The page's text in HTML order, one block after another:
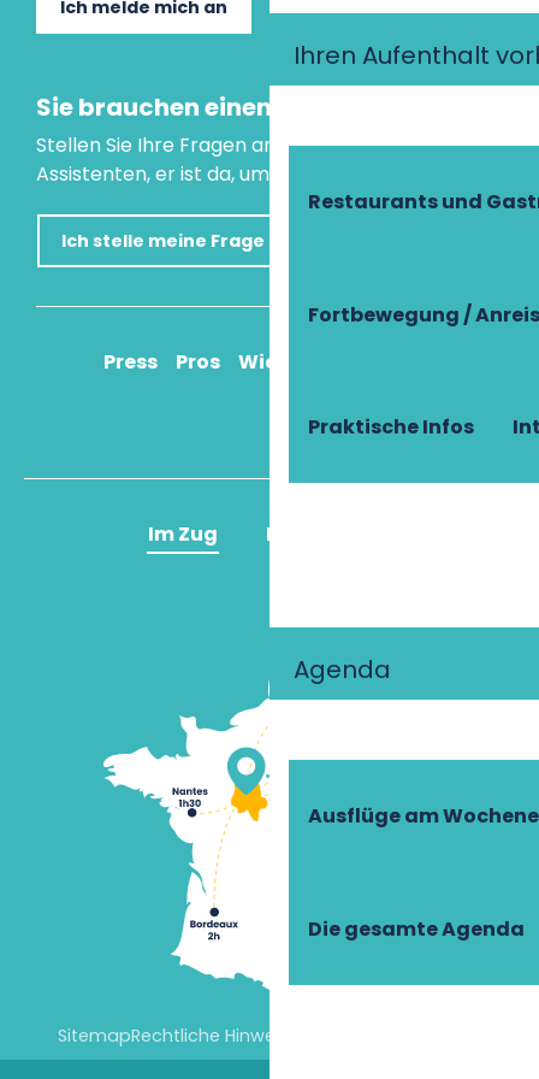
Ihren Aufenthalt
Restaurants und
Fortbewegung /
Praktische Infos
Agenda
Ausflüge am
Die gesamte Agenda
Ich melde mich an
Sie brauchen einen Rat?
Stellen Sie Ihre Fragen an unseren virtuellen
Assistenten, er ist da, um Ihnen zu helfen.
Ich stelle meine Frage
Press Pros Wie komme ich an?
Im Zug Im Flugzeug
SitemapRechtliche Hinweise